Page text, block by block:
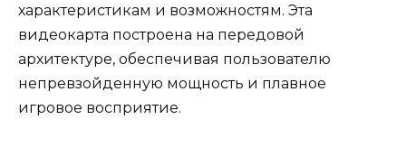
характеристикам и возможностям. Эта
видеокарта построена на передовой
архитектуре, обеспечивая пользователю
непревзойденную мощность и плавное
игровое восприятие.